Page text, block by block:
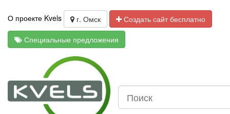
О проекте Kvels г. Омск
Создать сайт бесплатно
Специальные предложения